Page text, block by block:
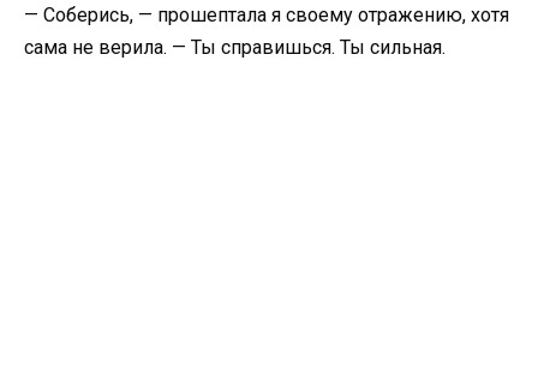
— Соберись, — прошептала я своему отражению, хотя
сама не верила. — Ты справишься. Ты сильная.